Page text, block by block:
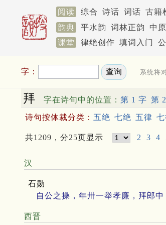
阅读 综合 诗话 词话 古籍
韵典
平水韵 词林正韵 中
课堂
律绝创作 填词入门
字： 系统将
拜 字在诗句中的位置： 第 1 字 第
诗句按体裁分类： 五绝 七绝 五律
共1209，分25页显示 2 3 4
汉
石勋
自公之操，年卅一举孝廉，拜郎中
西晋